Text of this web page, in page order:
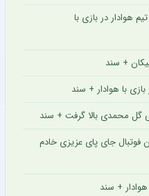
هوادار در بازی با
+ سند
با هوادار + سند
گل محمدی بالا گرفت + سند
جای پای عزیزی خادم
+ سند